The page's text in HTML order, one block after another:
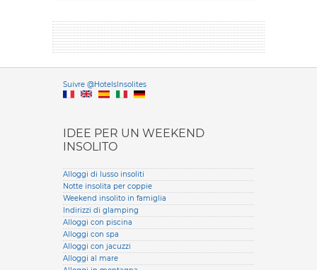
Suivre @HotelsInsolitesVersione
IDEE PER UN WEEKEND
INSOLITO
Alloggi di lusso insoliti
Notte insolita per coppie
Weekend insolito in famiglia
Indirizzi di glamping
Alloggi con piscina
Alloggi con spa
Alloggi con jacuzzi
Alloggi al mare